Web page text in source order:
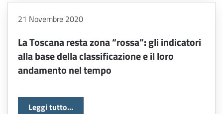
21 Novembre 2020
La Toscana resta zona “rossa”: gli indicatori
alla base della classificazione e il loro
andamento nel tempo
Leggi tutto...